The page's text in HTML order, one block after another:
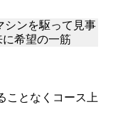
シンを駆って見事
希望の一筋
ことなくコース上